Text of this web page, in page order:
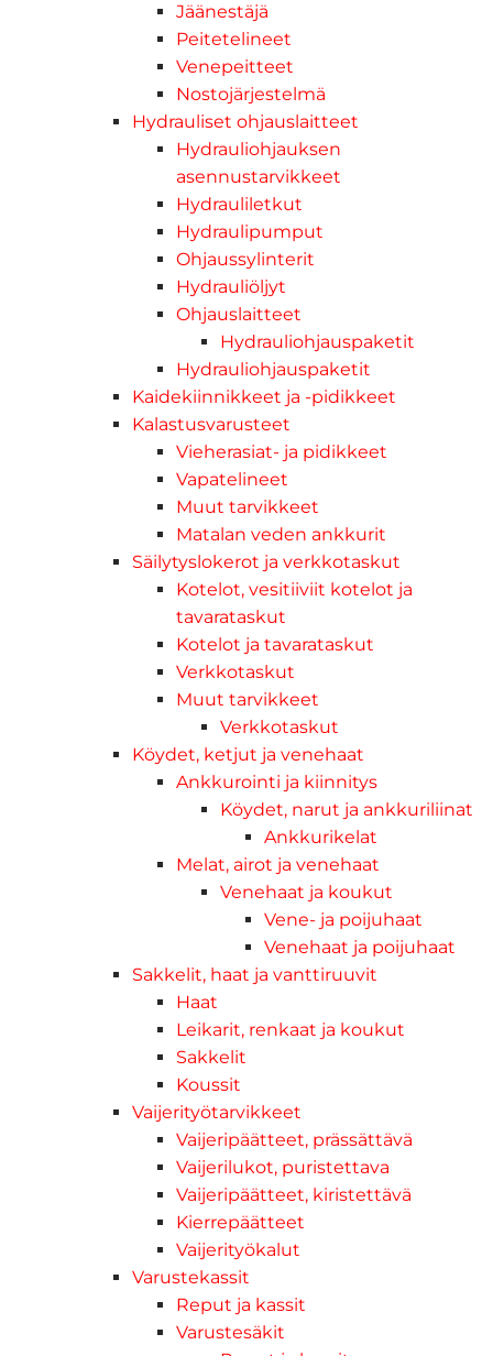
Jäänestäjä
Peitetelineet
Venepeitteet
Nostojärjestelmä
Hydrauliset ohjauslaitteet
Hydrauliohjauksen
asennustarvikkeet
Hydrauliletkut
Hydraulipumput
Ohjaussylinterit
Hydrauliöljyt
Ohjauslaitteet
Hydrauliohjauspaketit
Hydrauliohjauspaketit
Kaidekiinnikkeet ja -pidikkeet
Kalastusvarusteet
Vieherasiat- ja pidikkeet
Vapatelineet
Muut tarvikkeet
Matalan veden ankkurit
Säilytyslokerot ja verkkotaskut
Kotelot, vesitiiviit kotelot ja
tavarataskut
Kotelot ja tavarataskut
Verkkotaskut
Muut tarvikkeet
Verkkotaskut
Köydet, ketjut ja venehaat
Ankkurointi ja kiinnitys
Köydet, narut ja ankkuriliinat
Ankkurikelat
Melat, airot ja venehaat
Venehaat ja koukut
Vene- ja poijuhaat
Venehaat ja poijuhaat
Sakkelit, haat ja vanttiruuvit
Haat
Leikarit, renkaat ja koukut
Sakkelit
Koussit
Vaijerityötarvikkeet
Vaijeripäätteet, prässättävä
Vaijerilukot, puristettava
Vaijeripäätteet, kiristettävä
Kierrepäätteet
Vaijerityökalut
Varustekassit
Reput ja kassit
Varustesäkit